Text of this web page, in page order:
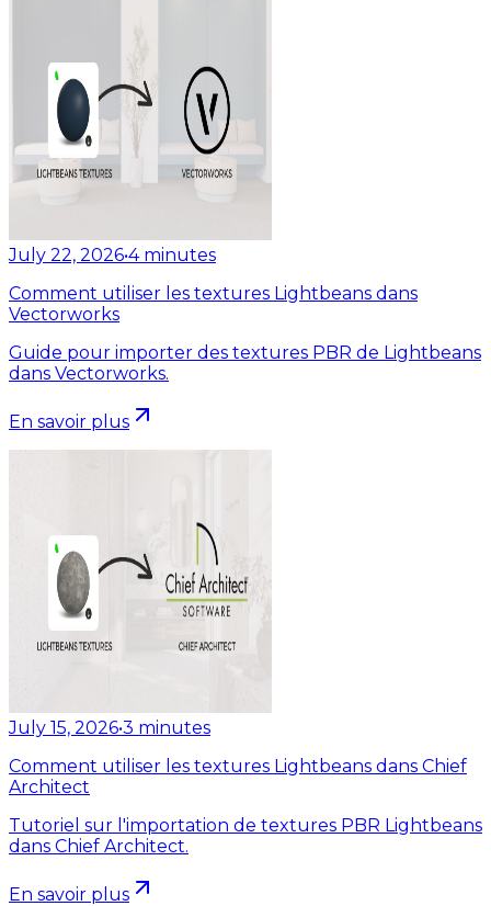
July 22, 2026•4 minutes
Comment utiliser les textures Lightbeans dans
Vectorworks
Guide pour importer des textures PBR de Lightbeans
dans Vectorworks.
En savoir plus
July 15, 2026•3 minutes
Comment utiliser les textures Lightbeans dans Chief
Architect
Tutoriel sur l'importation de textures PBR Lightbeans
dans Chief Architect.
En savoir plus